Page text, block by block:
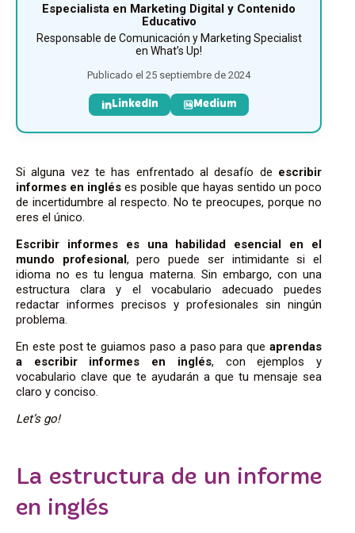
Especialista en Marketing Digital y Contenido
Educativo
Responsable de Comunicación y Marketing Specialist
en What’s Up!
Publicado el 25 septiembre de 2024
LinkedIn Medium
Si alguna vez te has enfrentado al desafío de escribir
informes en inglés es posible que hayas sentido un poco
de incertidumbre al respecto. No te preocupes, porque no
eres el único.
Escribir informes es una habilidad esencial en el
mundo profesional, pero puede ser intimidante si el
idioma no es tu lengua materna. Sin embargo, con una
estructura clara y el vocabulario adecuado puedes
redactar informes precisos y profesionales sin ningún
problema.
En este post te guiamos paso a paso para que aprendas
a escribir informes en inglés, con ejemplos y
vocabulario clave que te ayudarán a que tu mensaje sea
claro y conciso.
Let’s go!
La estructura de un informe
en inglés